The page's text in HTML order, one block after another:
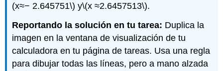
(x≈− 2.645751\) y\(x ≈2.6457513\).
Reportando la solución en tu tarea: Duplica la
imagen en la ventana de visualización de tu
calculadora en tu página de tareas. Usa una regla
para dibujar todas las líneas, pero a mano alzada